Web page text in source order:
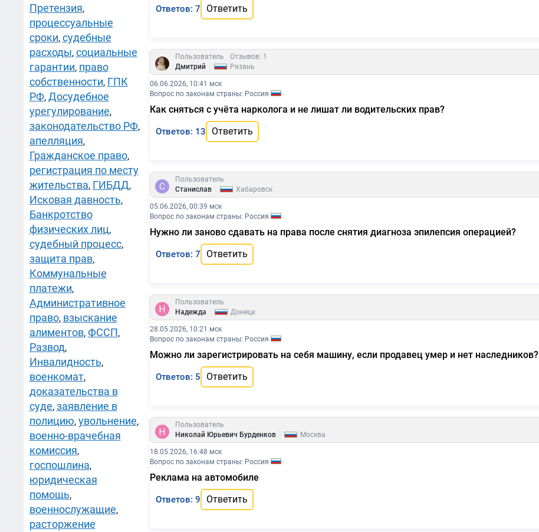
Ответов: 7 Ответить
Пользователь
Отзывов: 1
Дмитрий
Рязань
06.06.2026, 10:41 мск
Вопрос по законам страны: Россия
Как сняться с учёта нарколога и не лишат ли водительских прав?
Ответов: 13 Ответить
Пользователь
Станислав
Хабаровск
05.06.2026, 00:39 мск
Вопрос по законам страны: Россия
Нужно ли заново сдавать на права после снятия диагноза эпилепсия операцией?
Ответов: 7 Ответить
Пользователь
Надежда
Донецк
28.05.2026, 10:21 мск
Вопрос по законам страны: Россия
Можно ли зарегистрировать на себя машину, если продавец умер и нет наследников?
Ответов: 5 Ответить
Пользователь
Николай Юрьевич Бурденков
Москва
18.05.2026, 16:48 мск
Вопрос по законам страны: Россия
Реклама на автомобиле
Ответов: 9 Ответить
Претензия,
процессуальные
сроки, судебные
расходы, социальные
гарантии, право
собственности, ГПК
РФ, Досудебное
урегулирование,
законодательство РФ,
апелляция,
Гражданское право,
регистрация по месту
жительства, ГИБДД,
Исковая давность,
Банкротство
физических лиц,
судебный процесс,
защита прав,
Коммунальные
платежи,
Административное
право, взыскание
алиментов, ФССП,
Развод,
Инвалидность,
военкомат,
доказательства в
суде, заявление в
полицию, увольнение,
военно-врачебная
комиссия,
госпошлина,
юридическая
помощь,
военнослужащие,
расторжение